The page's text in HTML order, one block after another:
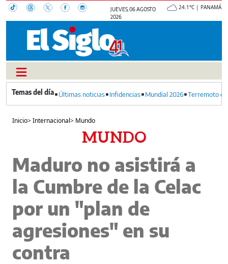
JUEVES, 06 AGOSTO
2026
24.1°C | PANAMÁ
Últimas noticias Infidencias Mundial 2026 Terremoto
Inicio>Internacional> Mundo
MUNDO
Maduro no asistirá a
la Cumbre de la Celac
por un "plan de
agresiones" en su
contra